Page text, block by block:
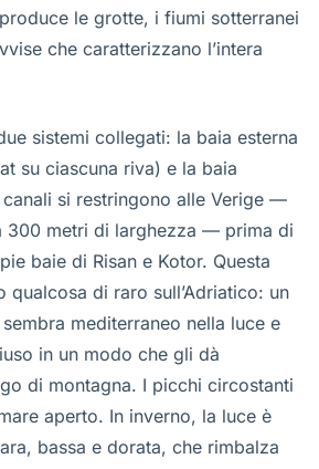
le grotte, i fiumi sotterranei
che caratterizzano l’intera
sistemi collegati: la baia esterna
su ciascuna riva) e la baia
si restringono alle Verige —
300 metri di larghezza — prima di
baie di Risan e Kotor. Questa
qualcosa di raro sull’Adriatico: un
mediterraneo nella luce e
in un modo che gli dà
di montagna. I picchi circostanti
aperto. In inverno, la luce è
bassa e dorata, che rimbalza